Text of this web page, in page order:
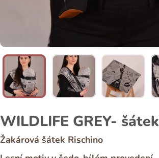
WILDLIFE GREY- šátek
Žakárová šátek Rischino